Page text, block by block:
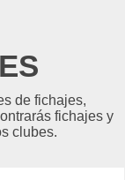
de fichajes,
fichajes y
clubes.